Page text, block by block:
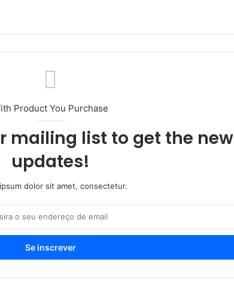
Product You Purchase
mailing list to get the new
updates!
dolor sit amet, consectetur.